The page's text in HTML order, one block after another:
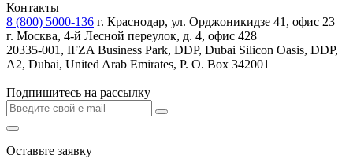
Контакты
8 (800) 5000-136 г. Краснодар, ул. Орджоникидзе 41, офис 23
г. Москва, 4-й Лесной переулок, д. 4, офис 428
20335-001, IFZA Business Park, DDP, Dubai Silicon Oasis, DDP,
A2, Dubai, United Arab Emirates, P. O. Box 342001
Подпишитесь на рассылку
Оставьте заявку